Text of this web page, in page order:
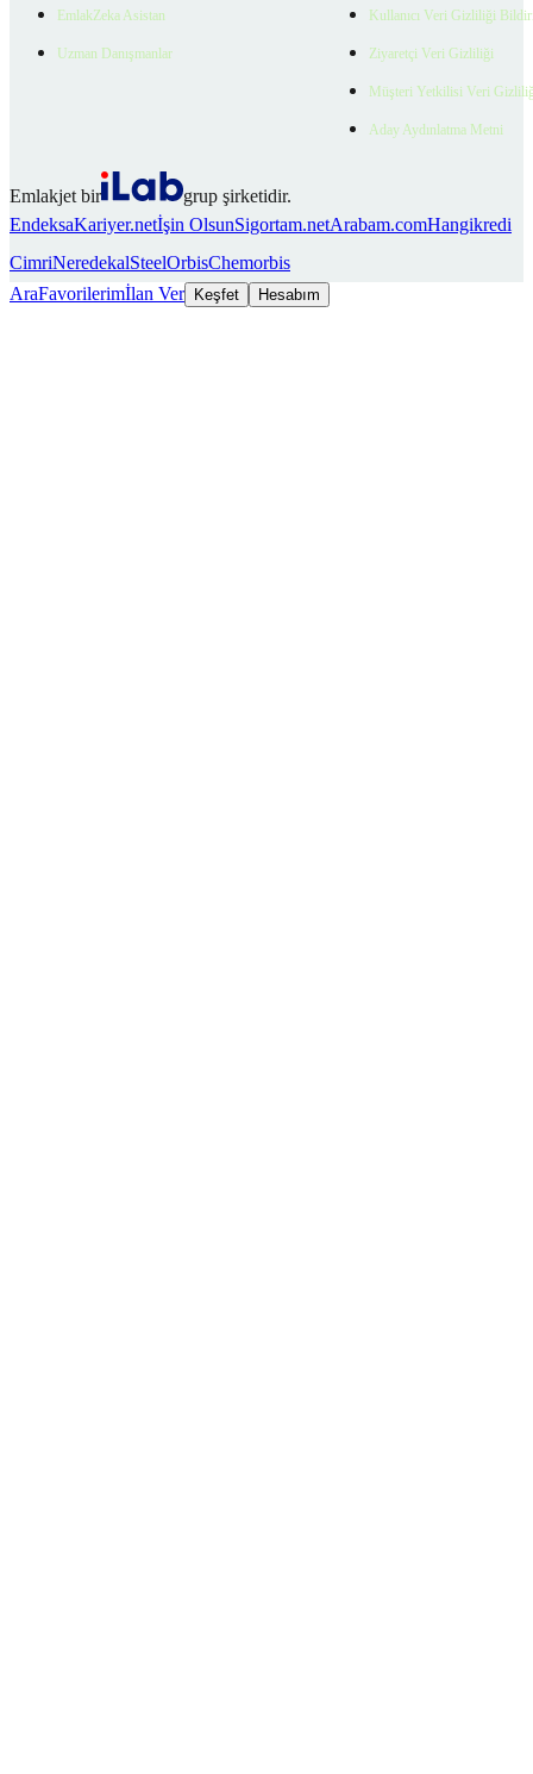
EmlakZeka Asistan
Uzman Danışmanlar
Kullanıcı Veri Gizliliği
Ziyaretçi Veri Gizliliği
Müşteri Yetkilisi Veri
Aday Aydınlatma Metni
Emlakjet bir
grup şirketidir.
EndeksaKariyer.netİşin OlsunSigortam.netArabam.comHangikredi
CimriNeredekalSteelOrbisChemorbis
AraFavorilerimİlan Ver Keşfet Hesabım